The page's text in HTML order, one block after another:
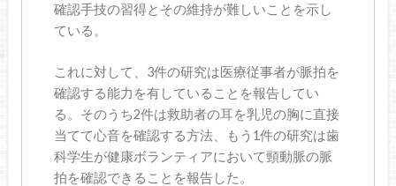
確認手技の習得とその維持が難しいことを示し
ている。
これに対して、3件の研究は医療従事者が脈拍を
確認する能力を有していることを報告してい
る。そのうち2件は救助者の耳を乳児の胸に直接
当てて心音を確認する方法、もう1件の研究は歯
科学生が健康ボランティアにおいて頸動脈の脈
拍を確認できることを報告した。